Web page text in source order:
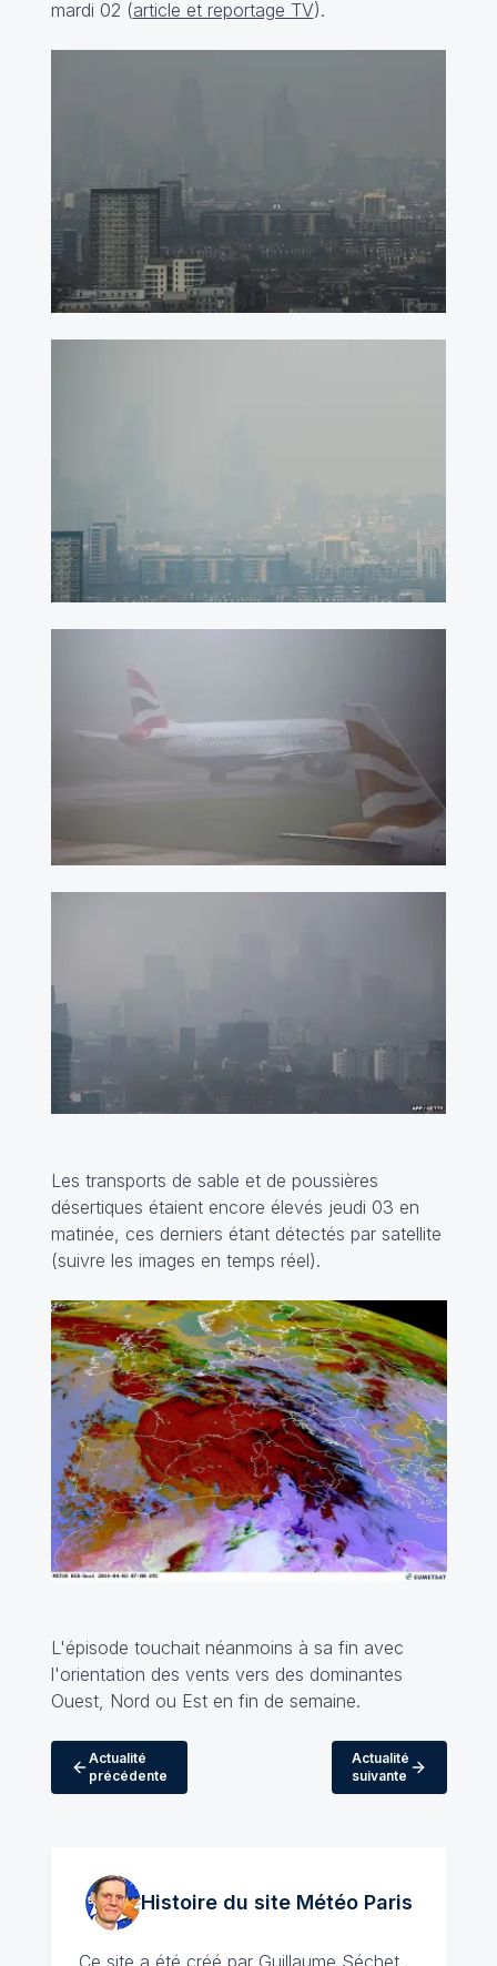
mardi 02 (article et reportage TV).
Les transports de sable et de poussières
désertiques étaient encore élevés jeudi 03 en
matinée, ces derniers étant détectés par satellite
(suivre les images en temps réel).
L'épisode touchait néanmoins à sa fin avec
l'orientation des vents vers des dominantes
Ouest, Nord ou Est en fin de semaine.
Actualité
précédente
Actualité
suivante
Histoire du site MétéoParis
Ce site a été créé par Guillaume Séchet,